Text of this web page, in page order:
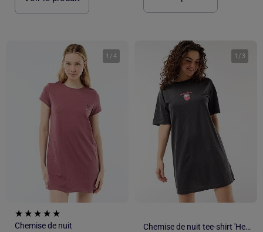
1 /4
Chemise de nuit
1 / 3
Chemise de nuit tee-shirt 'Hello Kitty'